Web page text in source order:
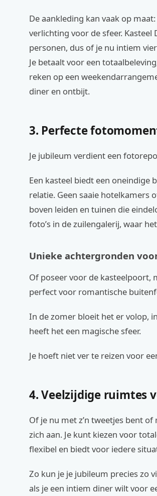
De aankleding kan vaak op
verlichting voor de sfeer.
personen, dus of je nu intiem
Je betaalt voor een
reken op een
diner en ontbijt.
3. Perfecte
Je jubileum verdient een
Een kasteel biedt een oneindige
relatie. Geen saaie hotelkamers
boven leiden en tuinen die
foto’s in de zuilengalerij, waar
Unieke achtergronden
Of poseer voor de kasteelpoort,
perfect voor romantische
In de zomer bloeit het er volop,
heeft het een magische sfeer.
Je hoeft niet ver te reizen voor
4. Veelzijdige ruimtes
Of je nu met z’n tweetjes bent
zich aan. Je kunt kiezen voor
flexibel en biedt voor iedere
Zo kun je je jubileum precies zo
als je een intiem diner wilt voor